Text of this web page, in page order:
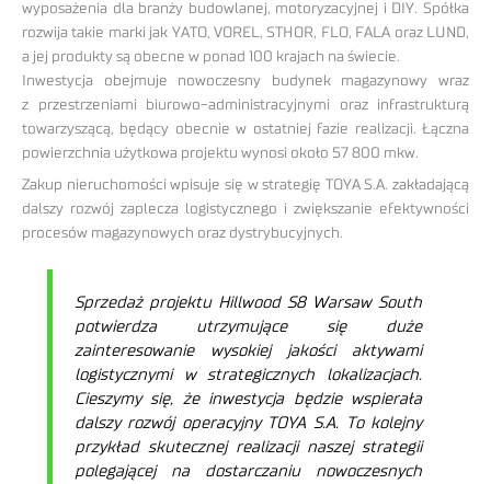
wyposażenia dla branży budowlanej, motoryzacyjnej i DIY. Spółka
rozwija takie marki jak YATO, VOREL, STHOR, FLO, FALA oraz LUND,
a jej produkty są obecne w ponad 100 krajach na świecie.
Inwestycja obejmuje nowoczesny budynek magazynowy wraz
z przestrzeniami biurowo-administracyjnymi oraz infrastrukturą
towarzyszącą, będący obecnie w ostatniej fazie realizacji. Łączna
powierzchnia użytkowa projektu wynosi około 57 800 mkw.
Zakup nieruchomości wpisuje się w strategię TOYA S.A. zakładającą
dalszy rozwój zaplecza logistycznego i zwiększanie efektywności
procesów magazynowych oraz dystrybucyjnych.
Sprzedaż projektu Hillwood S8 Warsaw South
potwierdza utrzymujące się duże
zainteresowanie wysokiej jakości aktywami
logistycznymi w strategicznych lokalizacjach.
Cieszymy się, że inwestycja będzie wspierała
dalszy rozwój operacyjny TOYA S.A. To kolejny
przykład skutecznej realizacji naszej strategii
polegającej na dostarczaniu nowoczesnych